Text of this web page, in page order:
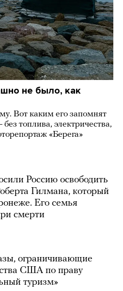
не было, как
Вот каким его запомнят
топлива, электричества,
«Берега»
Россию освободить
Гилмана, который
Его семья
смерти
ограничивающие
США по праву
туризм»